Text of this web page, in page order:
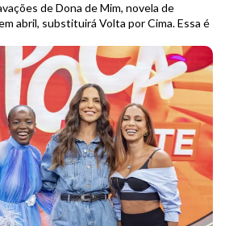
de Dona de Mim, novela de
abril, substituirá Volta por Cima. Essa é